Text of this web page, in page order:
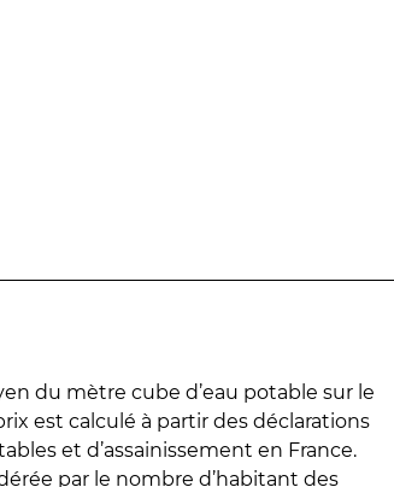
du mètre cube d’eau potable sur le
est calculé à partir des déclarations
et d’assainissement en France.
par le nombre d’habitant des